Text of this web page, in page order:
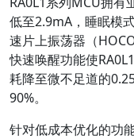
低至2.9mA，睡眠模
速片上振荡器（
快速唤醒功能使
耗降至微不足道的
90%。
针对低成本优化的功